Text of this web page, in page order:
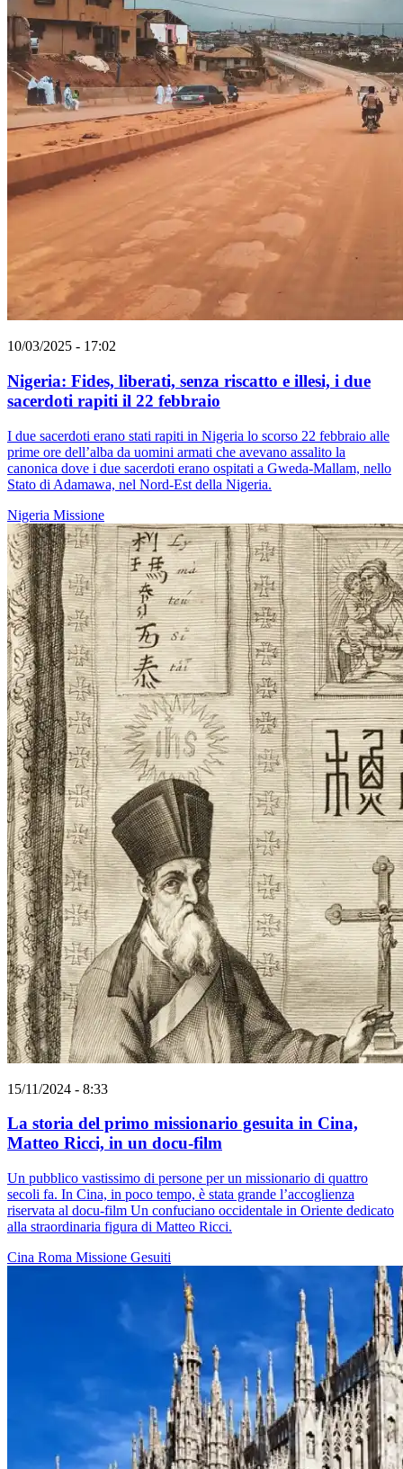
10/03/2025 - 17:02
Nigeria: Fides, liberati, senza riscatto e illesi, i due
sacerdoti rapiti il 22 febbraio
I due sacerdoti erano stati rapiti in Nigeria lo scorso 22 febbraio alle
prime ore dell’alba da uomini armati che avevano assalito la
canonica dove i due sacerdoti erano ospitati a Gweda-Mallam, nello
Stato di Adamawa, nel Nord-Est della Nigeria.
Nigeria Missione
15/11/2024 - 8:33
La storia del primo missionario gesuita in Cina,
Matteo Ricci, in un docu-film
Un pubblico vastissimo di persone per un missionario di quattro
secoli fa. In Cina, in poco tempo, è stata grande l’accoglienza
riservata al docu-film Un confuciano occidentale in Oriente dedicato
alla straordinaria figura di Matteo Ricci.
Cina Roma Missione Gesuiti